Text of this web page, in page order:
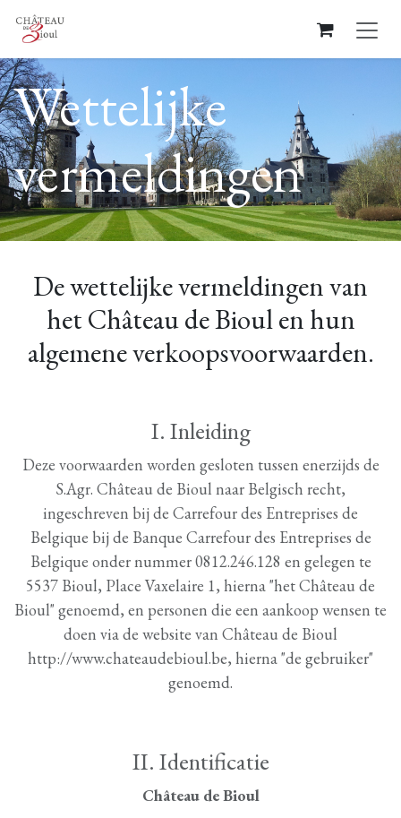
Overslaan naar inhoud
Wettelijke
vermeldingen
De wettelijke vermeldingen van
het Château de Bioul en hun
algemene verkoopsvoorwaarden.
I. Inleiding
Deze voorwaarden worden gesloten tussen enerzijds de
S.Agr. Château de Bioul naar Belgisch recht,
ingeschreven bij de Carrefour des Entreprises de
Belgique bij de Banque Carrefour des Entreprises de
Belgique onder nummer 0812.246.128 en gelegen te
5537 Bioul, Place Vaxelaire 1, hierna "het Château de
Bioul" genoemd, en personen die een aankoop wensen te
doen via de website van Château de Bioul
http://www.chateaudebioul.be, hierna "de gebruiker"
genoemd.
II. Identificatie
Château de Bioul